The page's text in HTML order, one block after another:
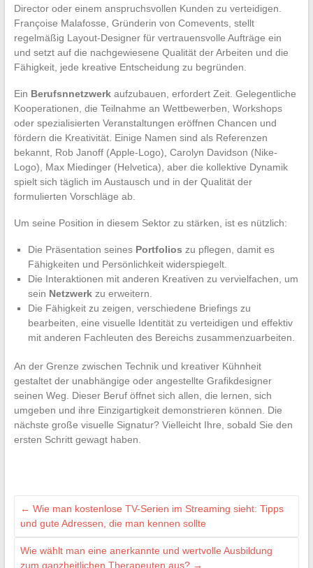
Director oder einem anspruchsvollen Kunden zu verteidigen.
Françoise Malafosse, Gründerin von Comevents, stellt
regelmäßig Layout-Designer für vertrauensvolle Aufträge ein
und setzt auf die nachgewiesene Qualität der Arbeiten und die
Fähigkeit, jede kreative Entscheidung zu begründen.
Ein Berufsnnetzwerkaufzubauen, erfordert Zeit. Gelegentliche
Kooperationen, die Teilnahme an Wettbewerben, Workshops
oder spezialisierten Veranstaltungen eröffnen Chancen und
fördern die Kreativität. Einige Namen sind als Referenzen
bekannt, Rob Janoff (Apple-Logo), Carolyn Davidson (Nike-
Logo), Max Miedinger (Helvetica), aber die kollektive Dynamik
spielt sich täglich im Austausch und in der Qualität der
formulierten Vorschläge ab.
Um seine Position in diesem Sektor zu stärken, ist es nützlich:
Die Präsentation seines Portfolios zu pflegen, damit es
Fähigkeiten und Persönlichkeit widerspiegelt.
Die Interaktionen mit anderen Kreativen zu vervielfachen, um
sein Netzwerkzu erweitern.
Die Fähigkeit zu zeigen, verschiedene Briefings zu
bearbeiten, eine visuelle Identität zu verteidigen und effektiv
mit anderen Fachleuten des Bereichs zusammenzuarbeiten.
An der Grenze zwischen Technik und kreativer Kühnheit
gestaltet der unabhängige oder angestellte Grafikdesigner
seinen Weg. Dieser Beruf öffnet sich allen, die lernen, sich
umgeben und ihre Einzigartigkeit demonstrieren können. Die
nächste große visuelle Signatur? Vielleicht Ihre, sobald Sie den
ersten Schritt gewagt haben.
← Wie man kostenlose TV-Serien im Streaming sieht: Tipps
und gute Adressen, die man kennen sollte
Wie wählt man eine anerkannte und wertvolle Ausbildung
zum ganzheitlichen Therapeuten aus? →